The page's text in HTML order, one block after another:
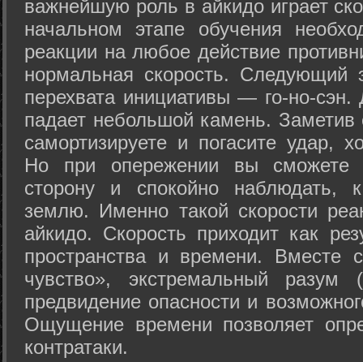
важнейшую роль в айкидо играет
начальном этапе обучения
реакции на любое действие
нормальная скорость.
перехвата инициативы — го-но-
падает небольшой камень.
самортизируете и погасите удар,
Но при опережении вы сможете
сторону и спокойно наблюдать,
землю. Именно такой скорости
айкидо. Скорость приходит как
пространства и времени. Вместе
чувство», экстремальный разум
предвидение опасности и
Ощущение времени позволяет
контратаки.